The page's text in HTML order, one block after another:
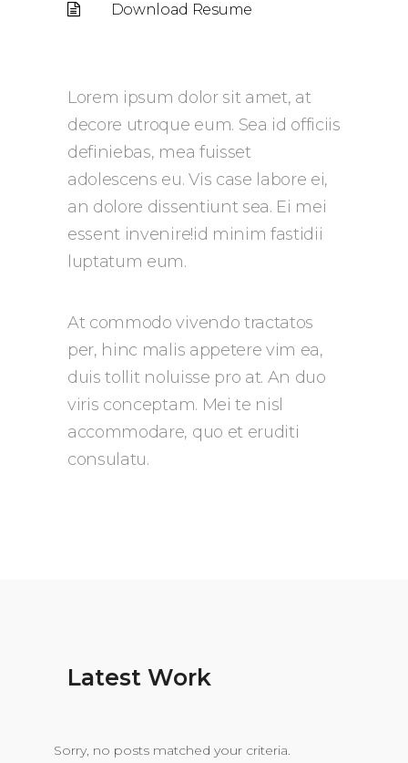
Download Resume
Lorem ipsum dolor sit amet, at
decore utroque eum. Sea id officiis
definiebas, mea fuisset
adolescens eu. Vis case labore ei,
an dolore dissentiunt sea. Ei mei
essent invenire!id minim fastidii
luptatum eum.
At commodo vivendo tractatos
per, hinc malis appetere vim ea,
duis tollit noluisse pro at. An duo
viris conceptam. Mei te nisl
accommodare, quo et eruditi
consulatu.
Latest Work
Sorry, no posts matched your criteria.